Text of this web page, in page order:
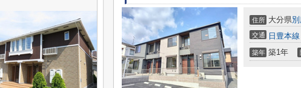
住所 大分県
交通 日豊本線
築年 築1年